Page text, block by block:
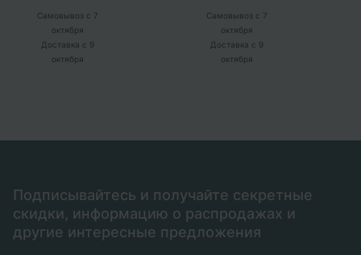
Самовывоз с 7
октября
Доставка с 9
октября
Самовывоз с 7
октября
Доставка с 9
октября
Подписывайтесь и получайте секретные
скидки, информацию о распродажах и
другие интересные предложения